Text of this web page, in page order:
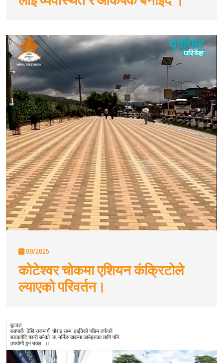
08/2025
कोटेश्वर चोकमा एशियन कंक्रिटोले
ल्याएको परिवर्तन।